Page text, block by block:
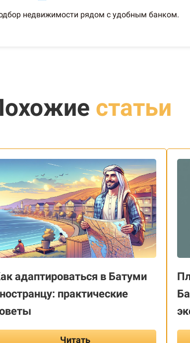
недвижимости рядом с удобным банком.
статьи
адаптироваться в Батуми
практические
Читать